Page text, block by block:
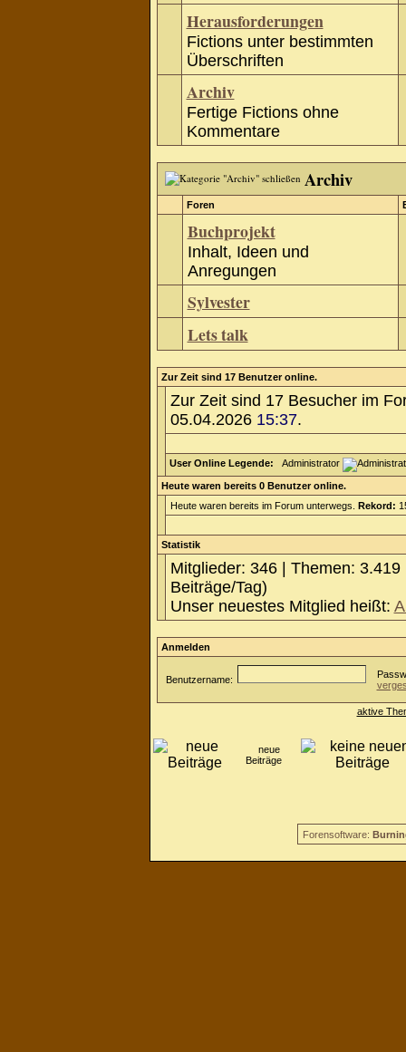
Herausforderungen
Fictions unter bestimmten
Überschriften
Archiv
Fertige Fictions ohne
Kommentare
Archiv
Foren
Buchprojekt
Inhalt, Ideen und
Anregungen
Sylvester
Lets talk
Zur Zeit sind 17 Benutzer online.
Zur Zeit sind 17 Besucher im
05.04.2026 15:37.
User Online Legende: Administrator
Heute waren bereits 0 Benutzer online.
Heute waren bereits im Forum unterwegs. Rekord:
Statistik
Mitglieder: 346 | Themen:
Beiträge/Tag)
Unser neuestes Mitglied heißt:
Anmelden
Benutzername:
aktive
neue
Beiträge
Forensoftware: